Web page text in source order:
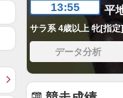
13:55 平
サラ系 4歳以上 牝[指定
データ分析